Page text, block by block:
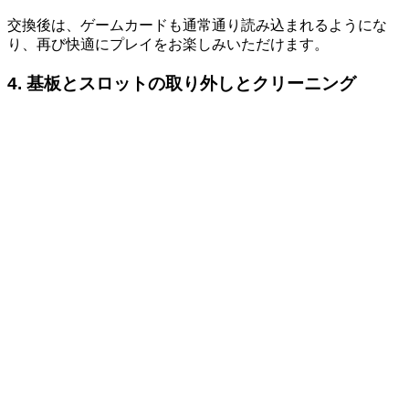
交換後は、ゲームカードも通常通り読み込まれるようにな
り、再び快適にプレイをお楽しみいただけます。
4. 基板とスロットの取り外しとクリーニング